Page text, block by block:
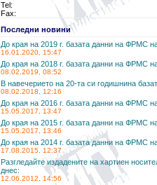
Tel:
Fax:
Последни новини
До края на 2019 г. базата данни на ФРМС
16.01.2020, 15:47
До края на 2018 г. базата данни на ФРМС
08.02.2019, 08:52
В навечерието на 20-та си годишнина
08.02.2018, 12:16
До края на 2016 г. базата данни на ФРМС
15.05.2017, 13:47
До края на 2015 г. базата данни на ФРМС
15.05.2017, 13:46
До края на 2014 г. базата данни на ФРМС
17.08.2015, 12:37
Разгледайте издадените на хартиен
днес:
12.06.2012, 14:56